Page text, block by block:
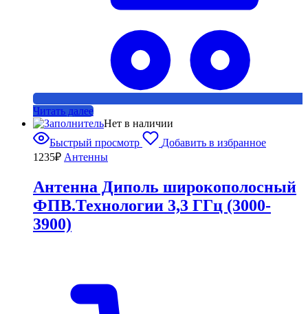
Читать далее
Нет в наличии
Быстрый просмотр
Добавить в избранное
1235₽ Антенны
Антенна Диполь широкополосный
ФПВ.Технологии 3,3 ГГц (3000-
3900)